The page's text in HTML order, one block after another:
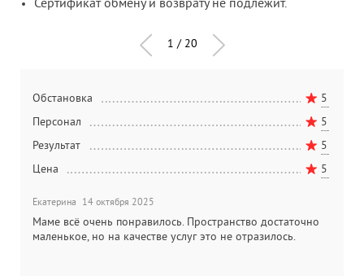
Сертификат обмену и возврату не подлежит.
1 / 20
Обстановка
5
Персонал
5
Результат
5
Цена
5
Екатерина 14 октября 2025
Маме всё очень понравилось. Пространство достаточно
маленькое, но на качестве услуг это не отразилось.